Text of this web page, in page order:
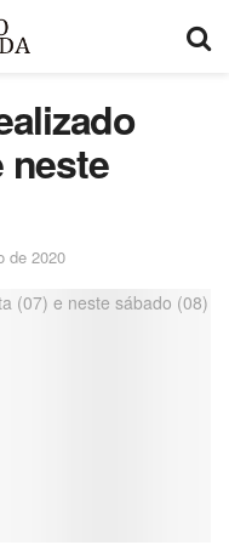
neste
de 2020